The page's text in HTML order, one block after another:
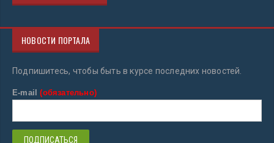
НОВОСТИ ПОРТАЛА
Подпишитесь, чтобы быть в курсе последних новостей.
E-mail(обязательно)